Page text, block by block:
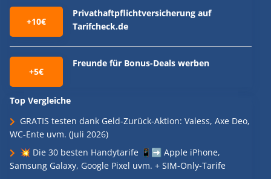
+10€
Privathaftpflichtversicherung auf
Tarifcheck.de
+5€
Freunde für Bonus-Deals werben
Top Vergleiche
GRATIS testen dank Geld-Zurück-Aktion: Valess, Axe Deo,
WC-Ente uvm. (Juli 2026)
💥 Die 30 besten Handytarife 📱➡️ Apple iPhone,
Samsung Galaxy, Google Pixel uvm. + SIM-Only-Tarife